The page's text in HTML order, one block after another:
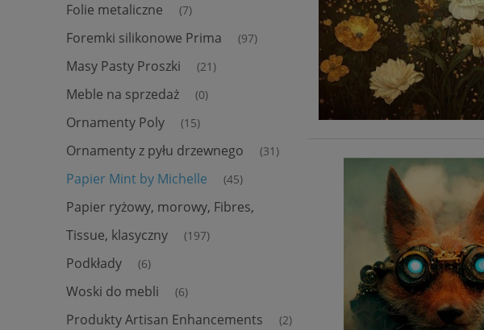
Folie metaliczne (7)
Foremki silikonowe Prima (97)
Masy Pasty Proszki (21)
Meble na sprzedaż (0)
Ornamenty Poly (15)
Ornamenty z pyłu drzewnego (31)
Papier Mint by Michelle (45)
Papier ryżowy, morowy, Fibres,
Tissue, klasyczny
(197)
Podkłady (6)
Woski do mebli (6)
Produkty Artisan Enhancements (2)